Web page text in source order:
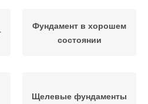
Фундамент в хорошем
состоянии
Щелевые фундаменты